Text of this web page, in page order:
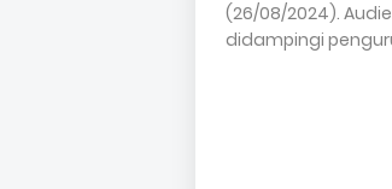
(26/08/2024).
didampingi